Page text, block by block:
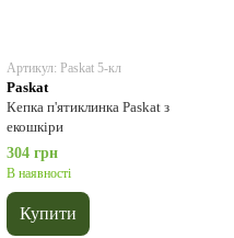
Артикул: Paskat 5-кл
Paskat
Кепка п'ятиклинка Paskat з
екошкіри
304 грн
В наявності
Купити